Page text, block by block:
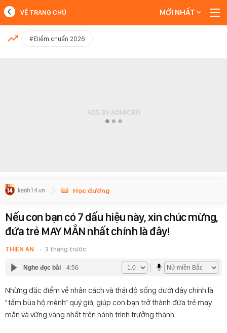
MỚI NHẤT
VỀ TRANG CHỦ MỚI NHẤT
#Điểm chuẩn 2026
Học đường
Nếu con bạn có 7 dấu hiệu này, xin chúc mừng,
đứa trẻ MAY MẮN nhất chính là đây!
THIÊN AN 3 tháng trước
Nghe đọc bài 4:56
Những đặc điểm về nhân cách và thái độ sống dưới đây chính là
"tấm bùa hộ mệnh" quý giá, giúp con bạn trở thành đứa trẻ may
mắn và vững vàng nhất trên hành trình trưởng thành.